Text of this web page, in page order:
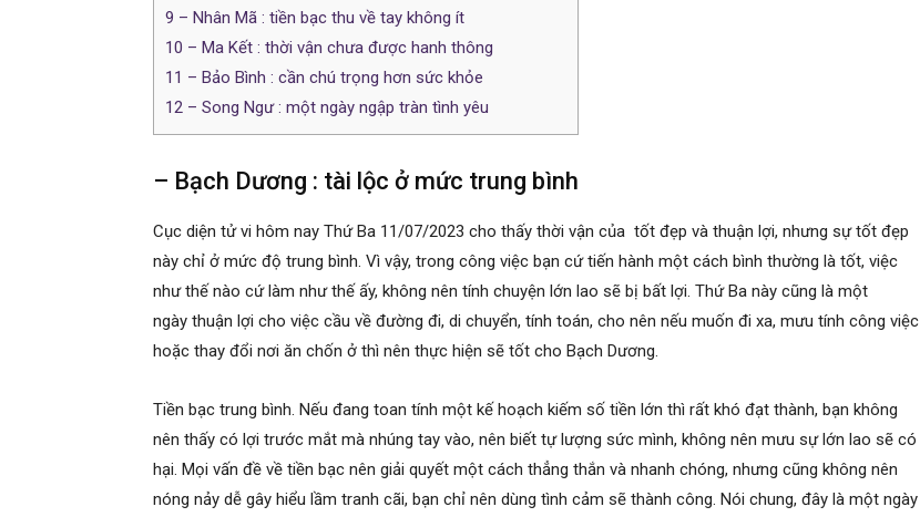
9 – Nhân Mã : tiền bạc thu về tay không ít
10 – Ma Kết : thời vận chưa được hanh thông
11 – Bảo Bình : cần chú trọng hơn sức khỏe
12 – Song Ngư : một ngày ngập tràn tình yêu
– Bạch Dương : tài lộc ở mức trung bình
Cục diện tử vi hôm nay Thứ Ba 11/07/2023 cho thấy thời vận của tốt đẹp và thuận lợi, nhưng sự tốt đẹp
này chỉ ở mức độ trung bình. Vì vậy, trong công việc bạn cứ tiến hành một cách bình thường là tốt, việc
như thế nào cứ làm như thế ấy, không nên tính chuyện lớn lao sẽ bị bất lợi. Thứ Ba này cũng là một
ngày thuận lợi cho việc cầu về đường đi, di chuyển, tính toán, cho nên nếu muốn đi xa, mưu tính công việc
hoặc thay đổi nơi ăn chốn ở thì nên thực hiện sẽ tốt cho Bạch Dương.
Tiền bạc trung bình. Nếu đang toan tính một kế hoạch kiếm số tiền lớn thì rất khó đạt thành, bạn không
nên thấy có lợi trước mắt mà nhúng tay vào, nên biết tự lượng sức mình, không nên mưu sự lớn lao sẽ có
hại. Mọi vấn đề về tiền bạc nên giải quyết một cách thẳng thắn và nhanh chóng, nhưng cũng không nên
nóng nảy dễ gây hiểu lầm tranh cãi, bạn chỉ nên dùng tình cảm sẽ thành công. Nói chung, đây là một ngày